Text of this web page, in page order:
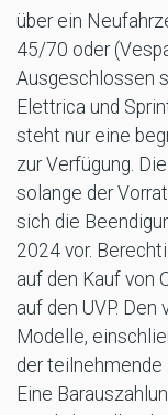
über ein
45/70 oder
Ausgeschlossen
Elettrica und
steht nur eine
zur Verfügung.
solange der
sich die
2024 vor.
auf den Kauf von
auf den UVP.
Modelle,
der teilnehmende
Eine